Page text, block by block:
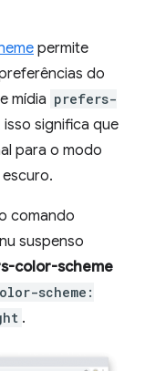
permite
do
mídia prefers-
significa que
para o modo
comando
suspenso
color-scheme
scheme:
.